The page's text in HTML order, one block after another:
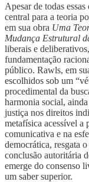
Apesar de todas
central para a teoria
em sua obra Uma
Mudança Estrutural
liberais e
fundamentação
público. Rawls, em
escolhidos sob um
procedimental da
harmonia social,
justiça nos direitos
metafísica acessível a
comunicativa e na
democrática, resgata
conclusão autoritária
emerge do consenso
um saber superior.